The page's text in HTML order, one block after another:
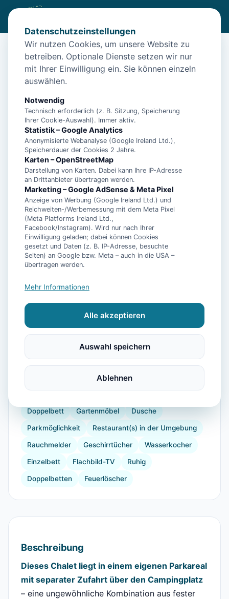
/Unterkünfte /Norden/
Chalet bis 4 Personen (ohne Hund) Norden – Nordsee-Urlaub...
Chalet bis 4 Personen (ohne Hund)
Norden – Nordsee-Urlaub...
26506 Norden
Ausstattung
Parkplatz Küche Kühlschrank
Mikrowelle Geschirrspüler Terrasse
Kaffeemaschine
Doppelbett Gartenmöbel Dusche
Parkmöglichkeit Restaurant(s) in der Umgebung
Rauchmelder Geschirrtücher Wasserkocher
Einzelbett Flachbild-TV Ruhig
Doppelbetten Feuerlöscher
Beschreibung
Dieses Chalet liegt in einem eigenen Parkareal
mit separater Zufahrt über den Campingplatz
– eine ungewöhnliche Kombination aus fester
Datenschutzeinstellungen
Wir nutzen Cookies, um unsere Website zu
betreiben. Optionale Dienste setzen wir nur
mit Ihrer Einwilligung ein. Sie können einzeln
auswählen.
Notwendig
Technisch erforderlich (z. B. Sitzung, Speicherung
Ihrer Cookie-Auswahl). Immer aktiv.
Statistik – Google Analytics
Anonymisierte Webanalyse (Google Ireland Ltd.),
Speicherdauer der Cookies 2 Jahre.
Karten – OpenStreetMap
Darstellung von Karten. Dabei kann Ihre IP-Adresse
an Drittanbieter übertragen werden.
Marketing – Google AdSense & Meta Pixel
Anzeige von Werbung (Google Ireland Ltd.) und
Reichweiten-/Werbemessung mit dem Meta Pixel
(Meta Platforms Ireland Ltd.,
Facebook/Instagram). Wird nur nach Ihrer
Einwilligung geladen; dabei können Cookies
gesetzt und Daten (z. B. IP-Adresse, besuchte
Seiten) an Google bzw. Meta – auch in die USA –
übertragen werden.
Mehr Informationen
Alle akzeptieren
Auswahl speichern
Ablehnen